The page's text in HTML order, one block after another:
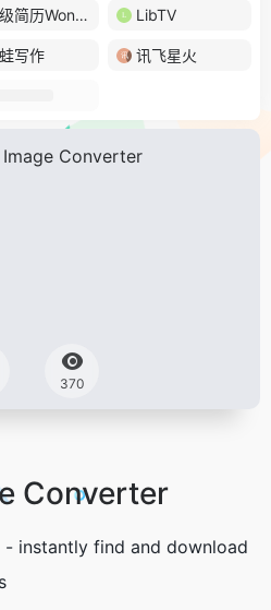
超级简历WonderCV LibTV
写作 讯飞星火
370
Converter
instantly find and download